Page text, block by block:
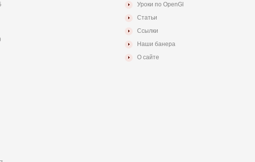
Уроки по OpenGl
Статьи
Ссылки
Наши банера
О сайте